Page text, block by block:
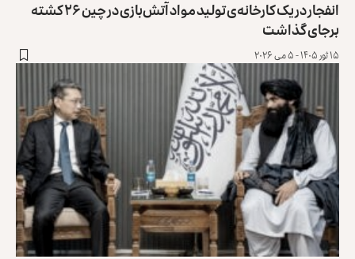
انفجار در یک کارخانه‌ی تولید مواد آتش‌بازی در چین ۲۶ کشته
برجای گذاشت
۱۵ ثور ۱۴۰۵ - ۵ می ۲۰۲۶